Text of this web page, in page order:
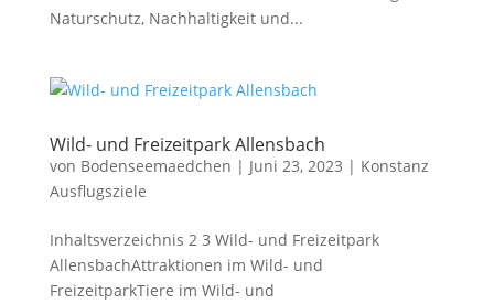
Naturschutz, Nachhaltigkeit und...
Wild- und Freizeitpark Allensbach
von Bodenseemaedchen | Juni 23, 2023 | Konstanz
Ausflugsziele
Inhaltsverzeichnis 2 3 Wild- und Freizeitpark
AllensbachAttraktionen im Wild- und
FreizeitparkTiere im Wild- und